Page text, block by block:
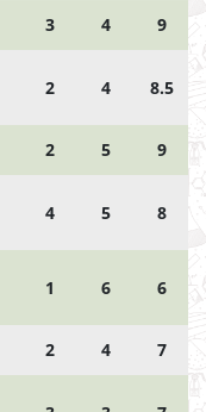
3 4 9
2 4 8.5
2 5 9
4 5 8
1 6 6
2 4 7